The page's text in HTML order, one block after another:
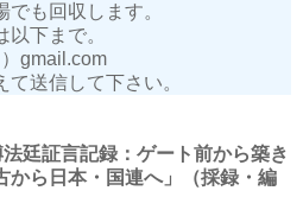
も回収します。
下まで。
gmail.com
て送信して下さい。
廷証言記録：ゲート前から築き
から日本・国連へ」（採録・編